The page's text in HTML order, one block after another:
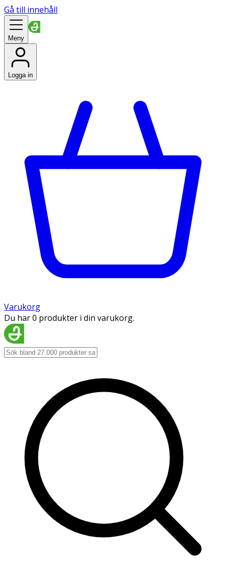
Gå till innehåll
Meny
Logga in
Varukorg
Du har 0 produkter i din varukorg.